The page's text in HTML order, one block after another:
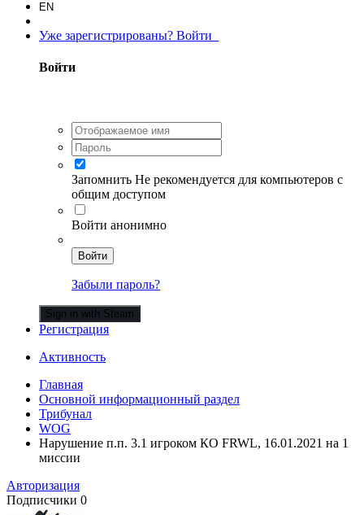
EN
Уже зарегистрированы? Войти
Войти
Запомнить Не рекомендуется для компьютеров с
общим доступом
Войти анонимно
Войти
Забыли пароль?
Sign in with Steam
Регистрация
Активность
Главная
Основной информационный раздел
Трибунал
WOG
Нарушение п.п. 3.1 игроком КО FRWL, 16.01.2021 на 1
миссии
Авторизация
Подписчики 0